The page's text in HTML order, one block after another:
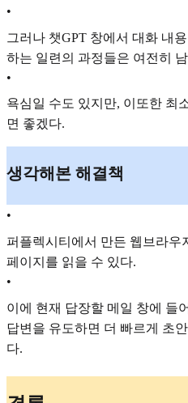
•
그러나 챗GPT 창에서 대화 내
하는 일련의 과정들은 여전히
•
욕심일 수도 있지만, 이또한 최
면 좋겠다.
생각해본 해결책
•
퍼플렉시티에서 만든 웹브라우
페이지를 읽을 수 있다.
•
이에 현재 답장할 메일 창에 들
답변을 유도하면 더 빠르게 초
다.